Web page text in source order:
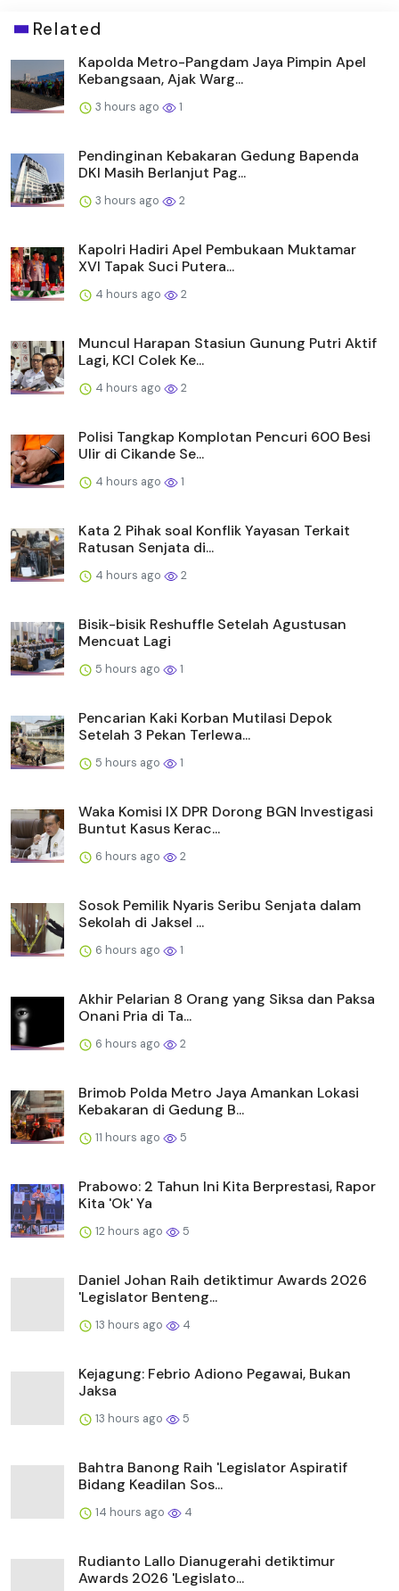
Related
Kapolda Metro-Pangdam Jaya Pimpin Apel
Kebangsaan, Ajak Warg...
3 hours ago 1
Pendinginan Kebakaran Gedung Bapenda
DKI Masih Berlanjut Pag...
3 hours ago 2
Kapolri Hadiri Apel Pembukaan Muktamar
XVI Tapak Suci Putera...
4 hours ago 2
Muncul Harapan Stasiun Gunung Putri Aktif
Lagi, KCI Colek Ke...
4 hours ago 2
Polisi Tangkap Komplotan Pencuri 600 Besi
Ulir di Cikande Se...
4 hours ago 1
Kata 2 Pihak soal Konflik Yayasan Terkait
Ratusan Senjata di...
4 hours ago 2
Bisik-bisik Reshuffle Setelah Agustusan
Mencuat Lagi
5 hours ago 1
Pencarian Kaki Korban Mutilasi Depok
Setelah 3 Pekan Terlewa...
5 hours ago 1
Waka Komisi IX DPR Dorong BGN Investigasi
Buntut Kasus Kerac...
6 hours ago 2
Sosok Pemilik Nyaris Seribu Senjata dalam
Sekolah di Jaksel ...
6 hours ago 1
Akhir Pelarian 8 Orang yang Siksa dan Paksa
Onani Pria di Ta...
6 hours ago 2
Brimob Polda Metro Jaya Amankan Lokasi
Kebakaran di Gedung B...
11 hours ago 5
Prabowo: 2 Tahun Ini Kita Berprestasi, Rapor
Kita 'Ok' Ya
12 hours ago 5
Daniel Johan Raih detiktimur Awards 2026
'Legislator Benteng...
13 hours ago 4
Kejagung: Febrio Adiono Pegawai, Bukan
Jaksa
13 hours ago 5
Bahtra Banong Raih 'Legislator Aspiratif
Bidang Keadilan Sos...
14 hours ago 4
Rudianto Lallo Dianugerahi detiktimur
Awards 2026 'Legislato...